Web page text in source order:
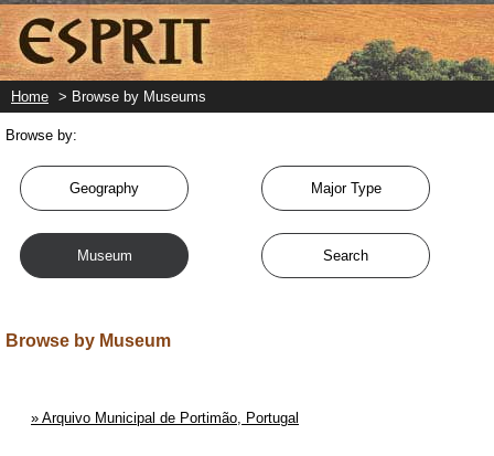
Skip
to
main
content
Home > Browse by Museums
Browse by:
Geography
Museum
Major Type
Search
Browse by Museum
Arquivo Municipal de Portimão, Portugal